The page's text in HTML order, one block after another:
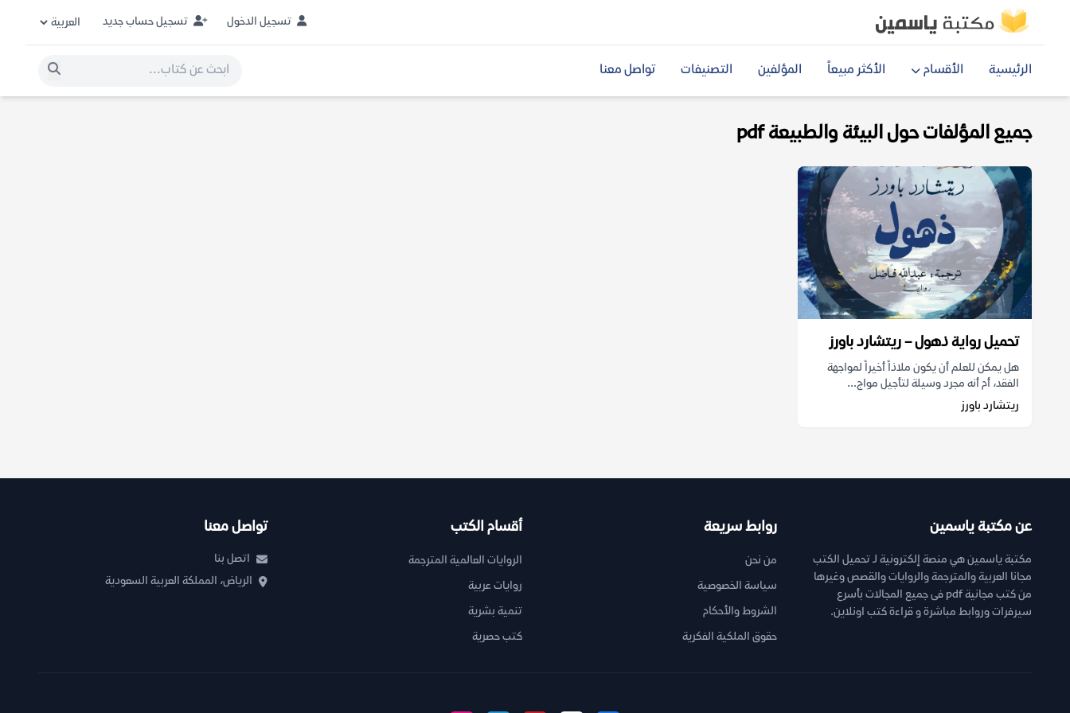
تسجيل الدخول تسجيل حساب جديد
الرئيسية الأقسام الأكثر مبيعاً المؤلفين التصنيفات تواصل معنا
جميع المؤلفات حول البيئة والطبيعة pdf
تحميل رواية ذهول – ريتشارد باورز
هل يمكن للعلم أن يكون ملاذاً أخيراً لمواجهة
الفقد، أم أنه مجرد وسيلة لتأجيل مواج...
ريتشارد باورز
عن مكتبة ياسمين
مكتبة ياسمين هي منصة إلكترونية لـ تحميل الكتب
مجانا العربية والمترجمة والروايات والقصص وغيرها
من كتب مجانية pdf فى جميع المجالات بأسرع
سيرفرات وروابط مباشرة و قراءة كتب اونلاين.
روابط سريعة
من نحن
سياسة الخصوصية
الشروط والأحكام
حقوق الملكية الفكرية
أقسام الكتب
الروايات العالمية المترجمة
روايات عربية
تنمية بشرية
كتب حصرية
تواصل معنا
اتصل بنا
الرياض، المملكة العربية السعودية